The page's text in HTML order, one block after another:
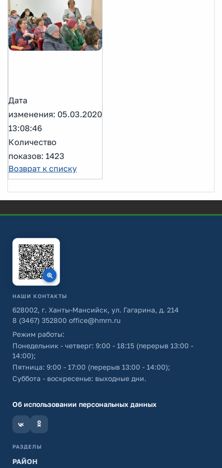
Дата
изменения: 05.03.2020
13:08:46
Количество
показов: 1423
Возврат к списку
НАШИ КОНТАКТЫ
628002, г. Ханты-Мансийск, ул. Гагарина, д. 214
8 (3467) 352800 office@hmrn.ru
Режим работы:
Понедельник - четверг: 9:00 - 18:15 (перерыв 13:00 -
14:00);
Пятница: 9:00 - 17:00 (перерыв 13:00 - 14:00);
Суббота - воскресенье: выходные дни.
Об использовании персональных данных
РАЗДЕЛЫ
РАЙОН